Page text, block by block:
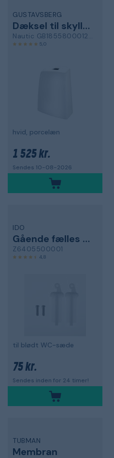
GUSTAVSBERG
Dæksel til skylletank
Nautic GB185580001200
5,0
hvid, porcelæn
1 525 kr.
Sendes 10-08-2026
IDO
Gående fælles sæt
Z6405500001
4,8
til blødt WC-sæde
75 kr.
Sendes inden for 24 timer!
TUBMAN
Membran